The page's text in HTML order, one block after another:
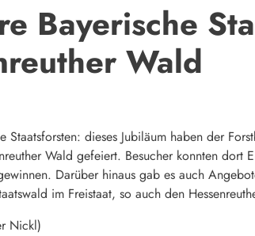
Bayerische
Wald
Staatsforsten: dieses Jubiläum haben der
Wald gefeiert. Besucher konnten
Darüber hinaus gab es auch
im Freistaat, so auch den
Nickl)